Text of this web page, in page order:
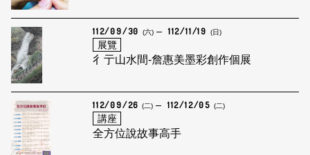
112/09/30 (六) 112/11/19 (日)
展覽
彳亍山水間-詹惠美墨彩創作個展
112/09/26 (二) 112/12/05 (二)
講座
全方位說故事高手